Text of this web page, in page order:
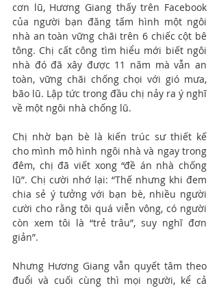
cơn lũ, Hương Giang thấy trên Facebook
của người bạn đăng tấm hình một ngôi
nhà an toàn vững chãi trên 6 chiếc cột bê
tông. Chị cất công tìm hiểu mới biết ngôi
nhà đó đã xây được 11 năm mà vẫn an
toàn, vững chãi chống chọi với gió mưa,
bão lũ. Lập tức trong đầu chị nảy ra ý nghĩ
về một ngôi nhà chống lũ.
Chị nhờ bạn bè là kiến trúc sư thiết kế
cho mình mô hình ngôi nhà và ngay trong
đêm, chị đã viết xong “đề án nhà chống
lũ”. Chị cười nhớ lại: “Thế nhưng khi đem
chia sẻ ý tưởng với bạn bè, nhiều người
cười cho rằng tôi quá viễn vông, có người
còn xem tôi là “trẻ trâu”, suy nghĩ đơn
giản”.
Nhưng Hương Giang vẫn quyết tâm theo
đuổi và cuối cùng thì mọi người, kể cả